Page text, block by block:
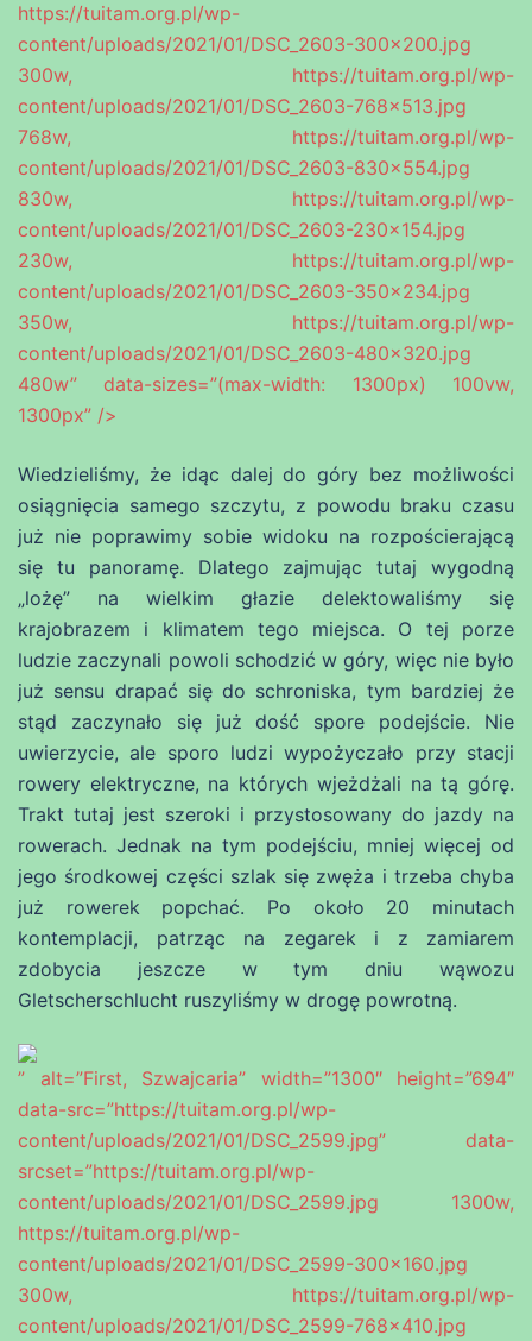
https://tuitam.org.pl/wp-
content/uploads/2021/01/DSC_2603-300×200.jpg
300w, https://tuitam.org.pl/wp-
content/uploads/2021/01/DSC_2603-768×513.jpg
768w, https://tuitam.org.pl/wp-
content/uploads/2021/01/DSC_2603-830×554.jpg
830w, https://tuitam.org.pl/wp-
content/uploads/2021/01/DSC_2603-230×154.jpg
230w, https://tuitam.org.pl/wp-
content/uploads/2021/01/DSC_2603-350×234.jpg
350w, https://tuitam.org.pl/wp-
content/uploads/2021/01/DSC_2603-480×320.jpg
480w” data-sizes=”(max-width: 1300px) 100vw,
1300px” />
Wiedzieliśmy, że idąc dalej do góry bez możliwości
osiągnięcia samego szczytu, z powodu braku czasu
już nie poprawimy sobie widoku na rozpościerającą
się tu panoramę. Dlatego zajmując tutaj wygodną
„lożę” na wielkim głazie delektowaliśmy się
krajobrazem i klimatem tego miejsca. O tej porze
ludzie zaczynali powoli schodzić w góry, więc nie było
już sensu drapać się do schroniska, tym bardziej że
stąd zaczynało się już dość spore podejście. Nie
uwierzycie, ale sporo ludzi wypożyczało przy stacji
rowery elektryczne, na których wjeżdżali na tą górę.
Trakt tutaj jest szeroki i przystosowany do jazdy na
rowerach. Jednak na tym podejściu, mniej więcej od
jego środkowej części szlak się zwęża i trzeba chyba
już rowerek popchać. Po około 20 minutach
kontemplacji, patrząc na zegarek i z zamiarem
zdobycia jeszcze w tym dniu wąwozu
Gletscherschlucht ruszyliśmy w drogę powrotną.
” alt=”First, Szwajcaria” width=”1300″ height=”694″
data-src=”https://tuitam.org.pl/wp-
content/uploads/2021/01/DSC_2599.jpg” data-
srcset=”https://tuitam.org.pl/wp-
content/uploads/2021/01/DSC_2599.jpg 1300w,
https://tuitam.org.pl/wp-
content/uploads/2021/01/DSC_2599-300×160.jpg
300w, https://tuitam.org.pl/wp-
content/uploads/2021/01/DSC_2599-768×410.jpg